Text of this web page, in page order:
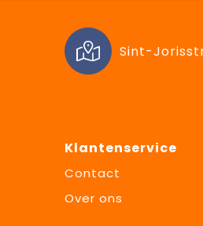
Sint-
Klantenservice
Contact
Over ons